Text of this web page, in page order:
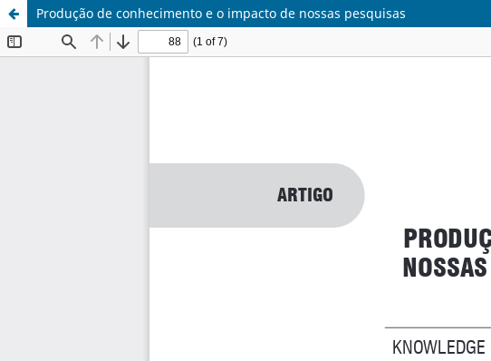
Produção de conhecimento e o impacto de nossas pesquisas